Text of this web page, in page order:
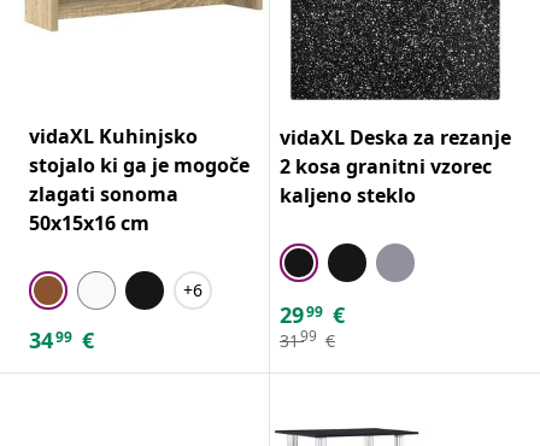
vidaXL Kuhinjsko
stojalo ki ga je mogoče
zlagati sonoma
50x15x16 cm
+6
3499 €
vidaXL Deska za rezanje
2 kosa granitni vzorec
kaljeno steklo
2999 €
3199 €